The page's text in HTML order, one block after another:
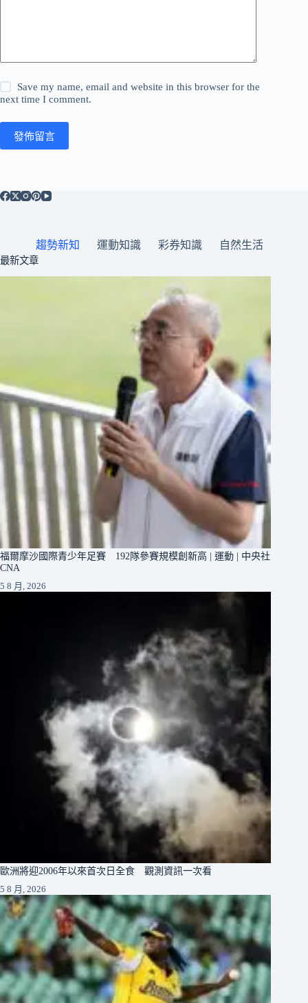
Save my name, email and website in this browser for the
next time I comment.
發佈留言
趨勢新知 運動知識 彩券知識 自然生活
最新文章
福爾摩沙國際青少年足賽 192隊參賽規模創新高 | 運動 | 中央社
CNA
5 8 月, 2026
歐洲將迎2006年以來首次日全食 觀測資訊一次看
5 8 月, 2026